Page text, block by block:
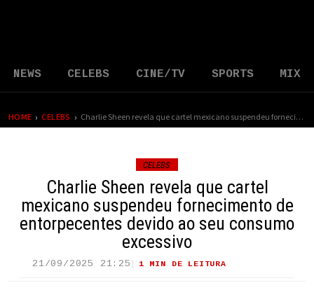
NEWS CELEBS CINE/TV SPORTS MIX
HOME › CELEBS › Charlie Sheen revela que cartel mexicano suspendeu fornecimento de entorpecentes devido ao seu consumo excessivo
CELEBS
Charlie Sheen revela que cartel
mexicano suspendeu fornecimento de
entorpecentes devido ao seu consumo
excessivo
21/09/2025 21:25 1 MIN DE LEITURA